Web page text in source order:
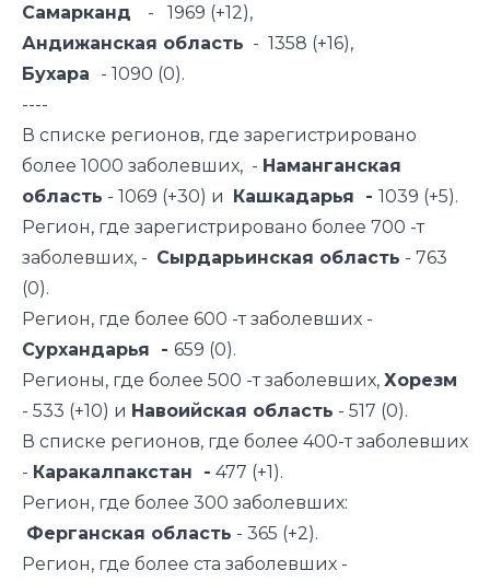
Самарканд - 1969 (+12),
Андижанская область - 1358 (+16),
Бухара - 1090 (0).
----
В списке регионов, где зарегистрировано
более 1000 заболевших, - Наманганская
область - 1069 (+30) и Кашкадарья - 1039 (+5).
Регион, где зарегистрировано более 700 -т
заболевших, - Сырдарьинская область - 763
(0).
Регион, где более 600 -т заболевших -
Сурхандарья - 659 (0).
Регионы, где более 500 -т заболевших, Хорезм
- 533 (+10) и Навоийская область - 517 (0).
В списке регионов, где более 400-т заболевших
- Каракалпакстан - 477 (+1).
Регион, где более 300 заболевших:
Ферганская область - 365 (+2).
Регион, где более ста заболевших -